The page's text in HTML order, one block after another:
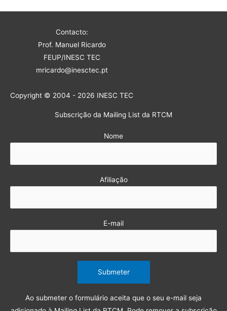
Contacto:
Prof. Manuel Ricardo
FEUP/INESC TEC
mricardo@inesctec.pt
Copyright © 2004 - 2026 INESC TEC
Subscrição da Mailing List da RTCM
Nome
Afiliação
E-mail
Ao submeter o formulário aceita que o seu e-mail seja